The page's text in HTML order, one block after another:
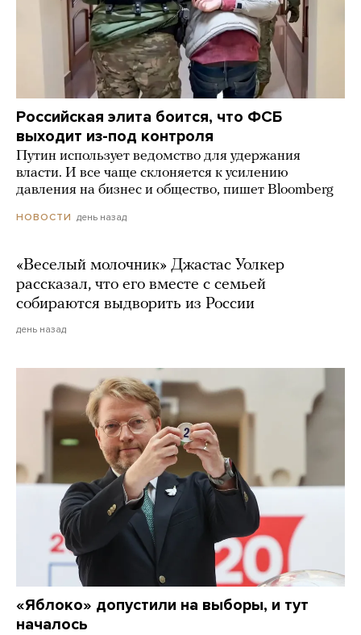
Российская элита боится, что ФСБ
выходит из-под контроля
Путин использует ведомство для удержания
власти. И все чаще склоняется к усилению
давления на бизнес и общество, пишет Bloomberg
НОВОСТИ день назад
«Веселый молочник» Джастас Уолкер
рассказал, что его вместе с семьей
собираются выдворить из России
день назад
«Яблоко» допустили на выборы, и тут
началось